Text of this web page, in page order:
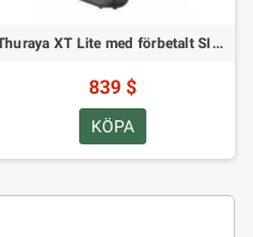
Thuraya XT Lite med förbetalt SIM och 160 enheter
839 $
KÖPA